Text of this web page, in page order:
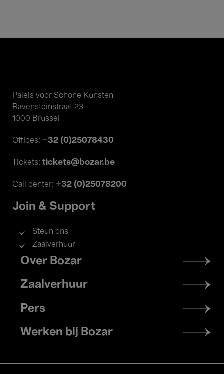
Paleis voor Schone Kunsten
Ravensteinstraat 23
1000 Brussel
Offices: +32 (0)25078430
Tickets: tickets@bozar.be
Call center: +32 (0)25078200
Join & Support
Steun ons
Zaalverhuur
Footer
menu
Over Bozar
Zaalverhuur
Pers
Werken bij Bozar